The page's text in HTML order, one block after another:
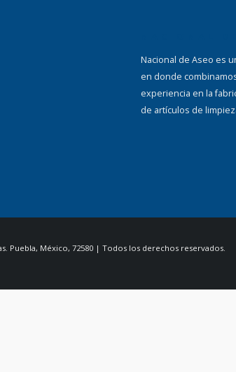
Nacional de Aseo es
en donde
experiencia en la
de artículos de
Puebla, México, 72580 | Todos los derechos reservados.